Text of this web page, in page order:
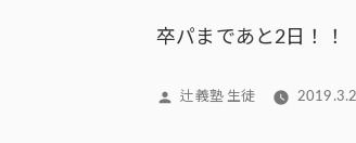
卒パまであと2日！！
投
辻義塾 生徒